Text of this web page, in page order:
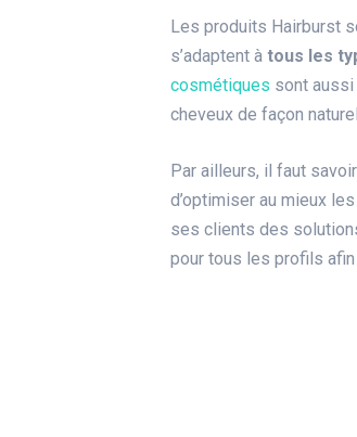
Les produits Hairburst
s’adaptent à tous les
cosmétiques sont
cheveux de façon
Par ailleurs, il faut
d’optimiser au mieux
ses clients des
pour tous les profils